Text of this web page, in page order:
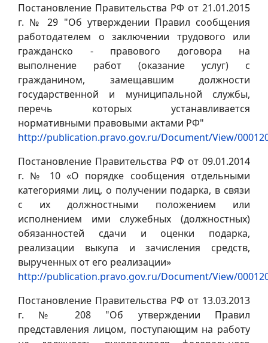
Постановление Правительства РФ от 21.01.2015
г. № 29 "Об утверждении Правил сообщения
работодателем о заключении трудового или
гражданско - правового договора на
выполнение работ (оказание услуг) с
гражданином, замещавшим должности
государственной и муниципальной службы,
перечь которых устанавливается
нормативными правовыми актами РФ"
http://publication.pravo.gov.ru/Document/View/
Постановление Правительства РФ от 09.01.2014
г. № 10 «О порядке сообщения отдельными
категориями лиц, о получении подарка, в связи
с их должностными положением или
исполнением ими служебных (должностных)
обязанностей сдачи и оценки подарка,
реализации выкупа и зачисления средств,
вырученных от его реализации»
http://publication.pravo.gov.ru/Document/View/
Постановление Правительства РФ от 13.03.2013
г. № 208 "Об утверждении Правил
представления лицом, поступающим на работу